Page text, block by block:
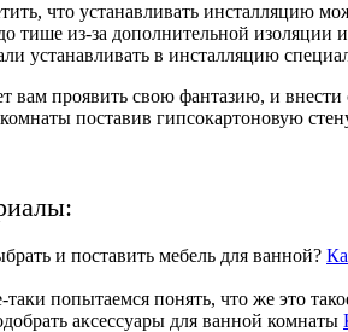
что устанавливать инсталляцию
тише из-за дополнительной изоляции
устанавливать в инсталляцию
вам проявить свою фантазию, и внести
поставив гипсокартоновую
таки попытаемся понять, что же это